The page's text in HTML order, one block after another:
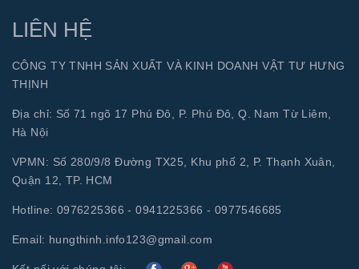
LIÊN HỆ
CÔNG TY TNHH SẢN XUẤT VÀ KINH DOANH VẬT TƯ HƯNG
THỊNH
Địa chỉ: Số 71 ngõ 17 Phú Đô, P. Phú Đô, Q. Nam Từ Liêm,
Hà Nội
VPMN: Số 280/9/8 Đường TX25, Khu phố 2, P. Thạnh Xuân,
Quận 12, TP. HCM
Hotline: 0976225366 - 0941225366 - 0977546685
Email: hungthinh.info123@gmail.com